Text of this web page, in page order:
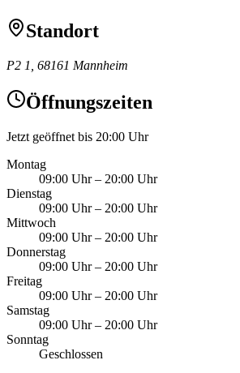
Standort
P2 1, 68161 Mannheim
Öffnungszeiten
Jetzt geöffnet bis 20:00 Uhr
Montag
09:00 Uhr– 20:00 Uhr
Dienstag
09:00 Uhr– 20:00 Uhr
Mittwoch
09:00 Uhr– 20:00 Uhr
Donnerstag
09:00 Uhr– 20:00 Uhr
Freitag
09:00 Uhr– 20:00 Uhr
Samstag
09:00 Uhr– 20:00 Uhr
Sonntag
Geschlossen